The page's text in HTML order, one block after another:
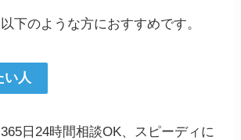
下のような方におすすめです。
い人
日24時間相談OK、スピーディに